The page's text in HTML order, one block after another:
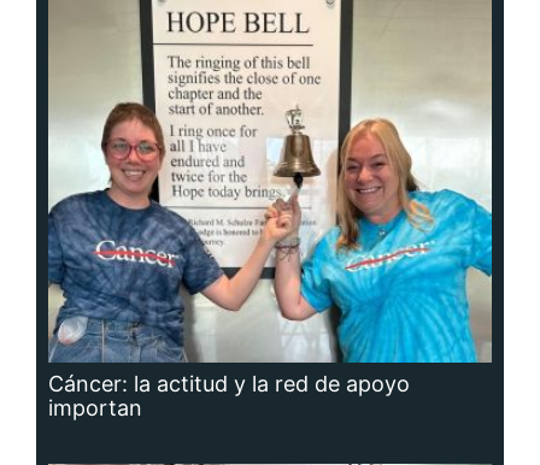
Cáncer: la actitud y la red de apoyo
importan